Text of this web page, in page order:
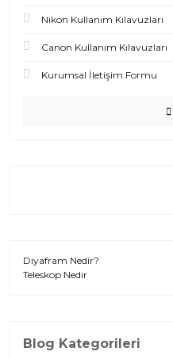
Nikon Kullanım Kılavuzları
Canon Kullanım Kılavuzları
Kurumsal İletişim Formu
Diyafram Nedir?
Teleskop Nedir
Blog Kategorileri